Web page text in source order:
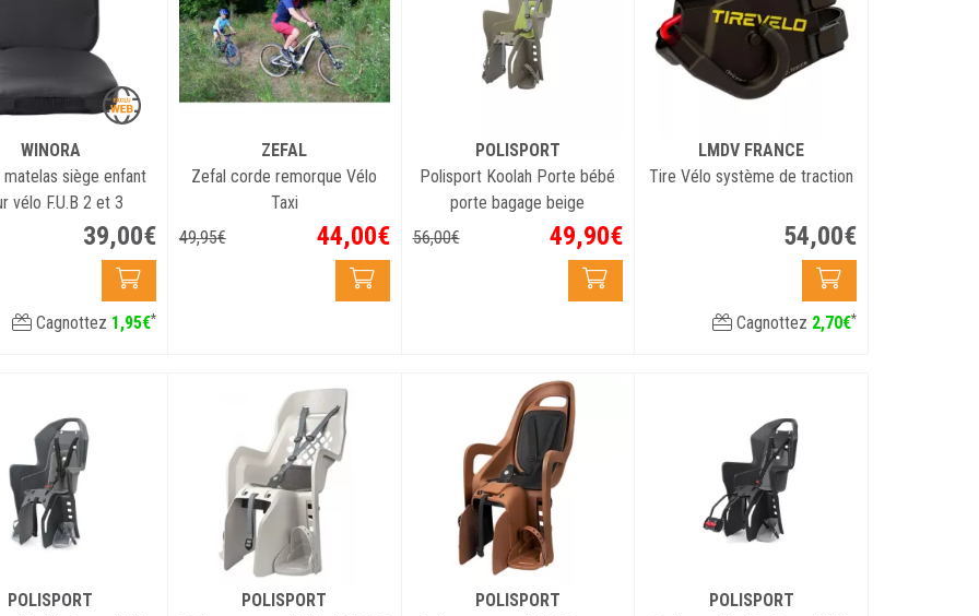
WINORA
matelas siège enfant
vélo F.U.B 2 et 3
39,00€
Cagnottez 1,95€*
ZEFAL
Zefal corde remorque Vélo
Taxi
49,95€ 44,00€
POLISPORT
Polisport Koolah Porte bébé
porte bagage beige
56,00€ 49,90€
LMDV FRANCE
Tire Vélo système de traction
54,00€
Cagnottez 2,70€*
POLISPORT
POLISPORT
POLISPORT
POLISPORT